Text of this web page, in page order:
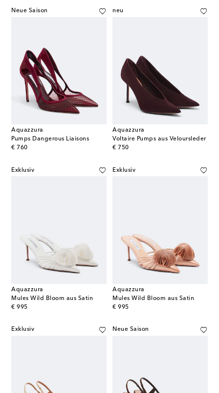
Neue Saison
Aquazzura
Pumps Dangerous Liaisons
€ 760
original price
neu
Aquazzura
Voltaire Pumps aus Veloursleder
€ 750
original price
Exklusiv
Aquazzura
Mules Wild Bloom aus Satin
€ 995
original price
Exklusiv
Aquazzura
Mules Wild Bloom aus Satin
€ 995
original price
Exklusiv Neue Saison